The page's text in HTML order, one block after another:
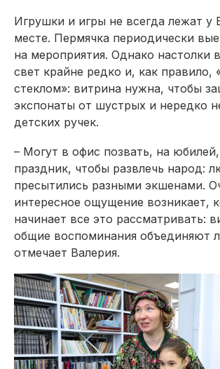
Игрушки и игры не всегда лежат у
месте. Пермячка периодически
на мероприятия. Однако настолки
свет крайне редко и, как правило,
стеклом»: витрина нужна, чтобы
экспонаты от шустрых и нередко
детских ручек.
– Могут в офис позвать, на
праздник, чтобы развлечь народ:
пресытились разными экшенами.
интересное ощущение возникает,
начинает все это рассматривать:
общие воспоминания объединяют
отмечает Валерия.